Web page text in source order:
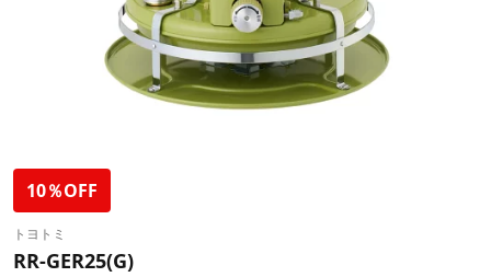
10％OFF
トヨトミ
RR-GER25(G)